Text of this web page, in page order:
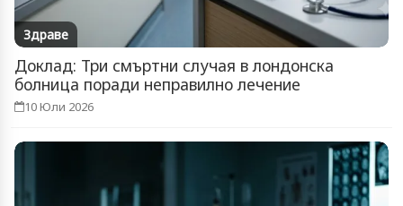
Здраве
Доклад: Три смъртни случая в лондонска
болница поради неправилно лечение
10 Юли 2026